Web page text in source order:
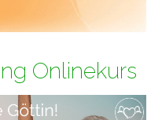
Onlinekurs